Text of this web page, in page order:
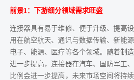
前景1：下游细分领域需求旺盛
连接器具有易于维修、便于升级、提高
用在航空航天、通讯与数据传输、新能
电子、能源、医疗等各个领域。随着制
进一步提高，连接器在汽车、国防军工
比例会进一步提高，未来市场空间将持